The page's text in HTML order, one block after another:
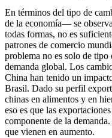
En términos del tipo de
de la economía— se
todas formas, no es
patrones de comercio
problema no es solo de
demanda global. Los
China han tenido un
Brasil. Dado su perfil
chinas en alimentos y en
eso es que las
componente de la
que vienen en aumento.